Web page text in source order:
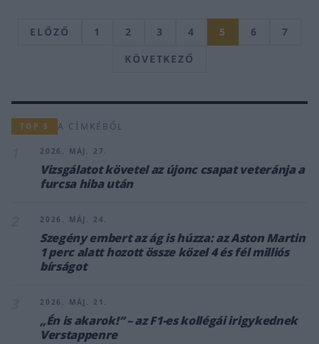
ELŐZŐ 1 2 3 4 5 6
7
KÖVETKEZŐ
TOP 5 A CÍMKÉBŐL
2026. MÁJ. 27.
Vizsgálatot követel az újonc csapat veteránja a
furcsa hiba után
2026. MÁJ. 24.
Szegény embert az ág is húzza: az Aston Martin
1 perc alatt hozott össze közel 4 és fél milliós
bírságot
2026. MÁJ. 21.
„Én is akarok!” – az F1-es kollégái irigykednek
Verstappenre